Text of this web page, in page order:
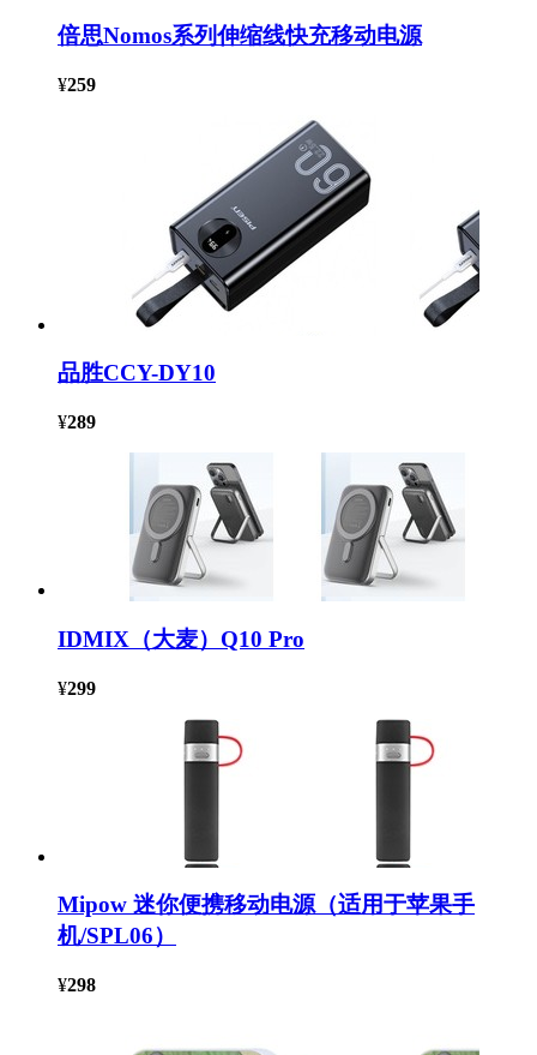
倍思Nomos系列伸缩线快充移动电源
¥259
品胜CCY-DY10
¥289
IDMIX（大麦）Q10 Pro
¥299
Mipow 迷你便携移动电源（适用于苹果手
机/SPL06）
¥298